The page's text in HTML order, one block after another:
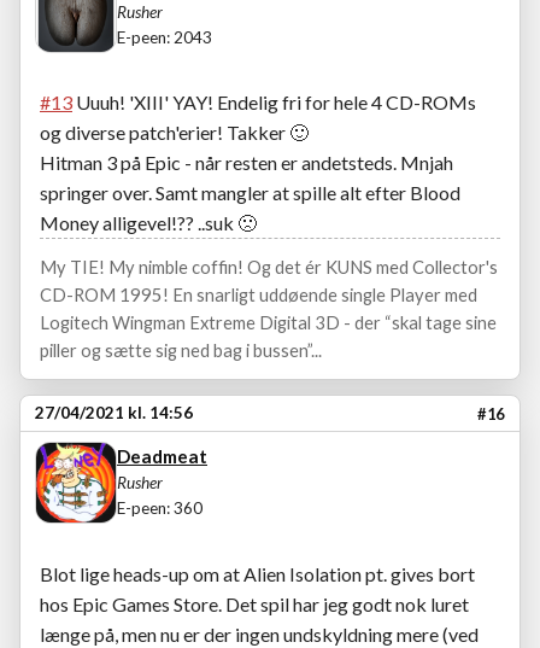
Rusher
E-peen: 2043
#13 Uuuh! 'XIII' YAY! Endelig fri for hele 4 CD-ROMs
og diverse patch'erier! Takker 🙂
Hitman 3 på Epic - når resten er andetsteds. Mnjah
springer over. Samt mangler at spille alt efter Blood
Money alligevel!?? ..suk 🙁
My TIE! My nimble coffin! Og det ér KUNS med Collector's
CD-ROM 1995! En snarligt uddøende single Player med
Logitech Wingman Extreme Digital 3D - der “skal tage sine
piller og sætte sig ned bag i bussen”...
27/04/2021 kl. 14:56 #16
Deadmeat
Rusher
E-peen: 360
Blot lige heads-up om at Alien Isolation pt. gives bort
hos Epic Games Store. Det spil har jeg godt nok luret
længe på, men nu er der ingen undskyldning mere (ved